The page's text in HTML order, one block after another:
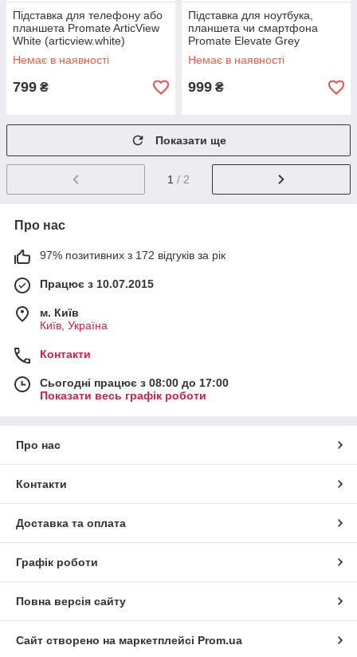
Підставка для телефону або
планшета Promate ArticView
White (articview.white)
Немає в наявності
799 ₴
Підставка для ноутбука,
планшета чи смартфона
Promate Elevate Grey
(elevate.grey)
Немає в наявності
999 ₴
Показати ще
1 / 2
Про нас
97% позитивних з 172 відгуків за рік
Працює з 10.07.2015
м. Київ
Київ, Україна
Контакти
Сьогодні працює з 08:00 до 17:00
Показати весь графік роботи
Про нас
Контакти
Доставка та оплата
Графік роботи
Повна версія сайту
Сайт створено на маркетплейсі Prom.ua